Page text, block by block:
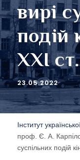
вирі
подій
ХХІ
23.05.2022
Інститут
проф. Є. А.
суспільних подій